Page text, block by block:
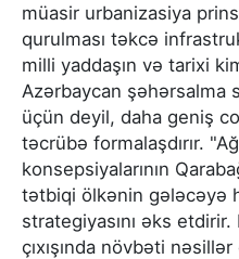
müasir urbanizasiya
qurulması təkcə
milli yaddaşın və tarixi
Azərbaycan şəhərsalma
üçün deyil, daha geniş
təcrübə formalaşdırır.
konsepsiyalarının
tətbiqi ölkənin gələcəyə
strategiyasını əks
çıxışında növbəti